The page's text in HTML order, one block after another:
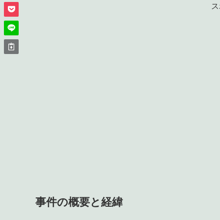
事件の概要と経緯